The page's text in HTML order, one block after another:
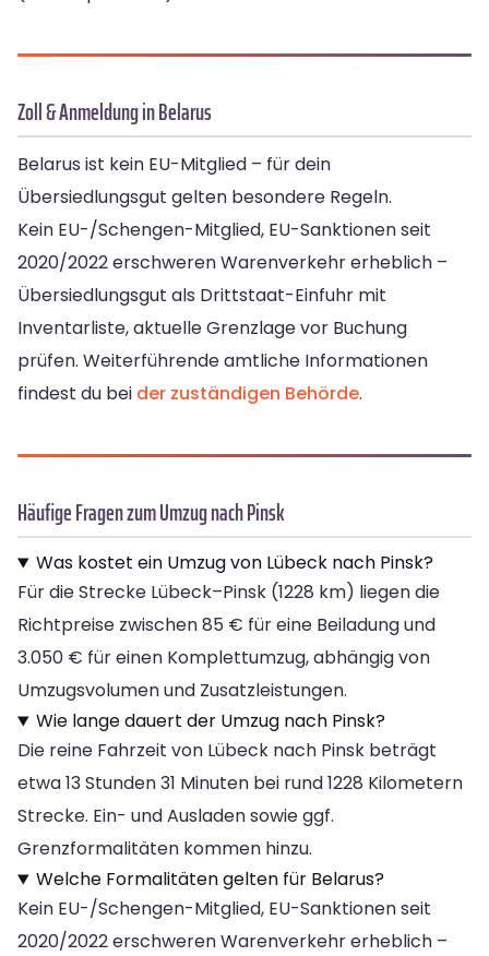
Zoll & Anmeldung in Belarus
Belarus ist kein EU-Mitglied – für dein
Übersiedlungsgut gelten besondere Regeln.
Kein EU-/Schengen-Mitglied, EU-Sanktionen seit
2020/2022 erschweren Warenverkehr erheblich –
Übersiedlungsgut als Drittstaat-Einfuhr mit
Inventarliste, aktuelle Grenzlage vor Buchung
prüfen. Weiterführende amtliche Informationen
findest du bei der zuständigen Behörde.
Häufige Fragen zum Umzug nach Pinsk
Was kostet ein Umzug von Lübeck nach Pinsk?
Für die Strecke Lübeck–Pinsk (1228 km) liegen die
Richtpreise zwischen 85 € für eine Beiladung und
3.050 € für einen Komplettumzug, abhängig von
Umzugsvolumen und Zusatzleistungen.
Wie lange dauert der Umzug nach Pinsk?
Die reine Fahrzeit von Lübeck nach Pinsk beträgt
etwa 13 Stunden 31 Minuten bei rund 1228 Kilometern
Strecke. Ein- und Ausladen sowie ggf.
Grenzformalitäten kommen hinzu.
Welche Formalitäten gelten für Belarus?
Kein EU-/Schengen-Mitglied, EU-Sanktionen seit
2020/2022 erschweren Warenverkehr erheblich –